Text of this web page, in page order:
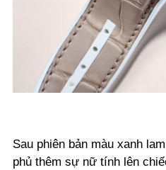
Sau phiên bản màu xanh
phủ thêm sự nữ tính lên